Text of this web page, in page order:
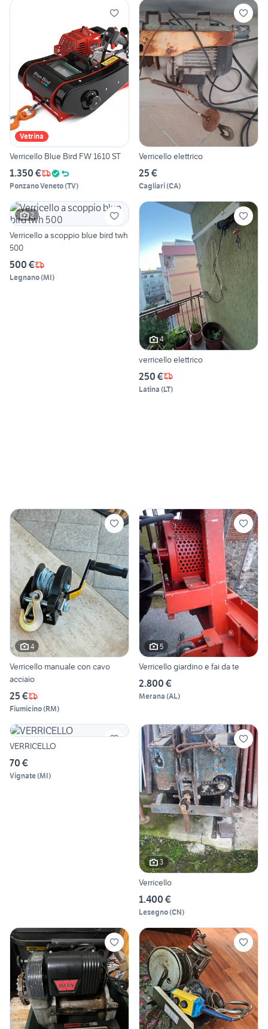
Vetrina
Verricello Blue Bird FW 1610 ST
1.350 €
Ponzano Veneto(TV)
Verricello elettrico
25 €
Cagliari(CA)
2
Verricello a scoppio blue bird twh
500
500 €
Legnano(MI)
4
verricello elettrico
250 €
Latina (LT)
4
Verricello manuale con cavo
acciaio
25 €
Fiumicino(RM)
5
Verricello giardino e fai da te
2.800 €
Merana (AL)
VERRICELLO
70 €
Vignate(MI)
3
Verricello
1.400 €
Lesegno(CN)